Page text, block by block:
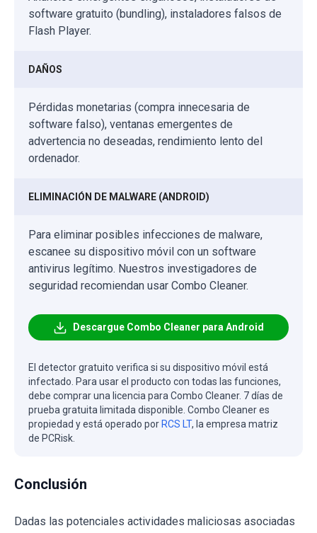
software gratuito (bundling), instaladores falsos de
Flash Player.
DAÑOS
Pérdidas monetarias (compra innecesaria de
software falso), ventanas emergentes de
advertencia no deseadas, rendimiento lento del
ordenador.
ELIMINACIÓN DE MALWARE (ANDROID)
Para eliminar posibles infecciones de malware,
escanee su dispositivo móvil con un software
antivirus legítimo. Nuestros investigadores de
seguridad recomiendan usar Combo Cleaner.
Descargue Combo Cleaner para Android
El detector gratuito verifica si su dispositivo móvil está
infectado. Para usar el producto con todas las funciones,
debe comprar una licencia para Combo Cleaner. 7 días de
prueba gratuita limitada disponible. Combo Cleaner es
propiedad y está operado por RCS LT, la empresa matriz
de PCRisk.
Conclusión
Dadas las potenciales actividades maliciosas asociadas